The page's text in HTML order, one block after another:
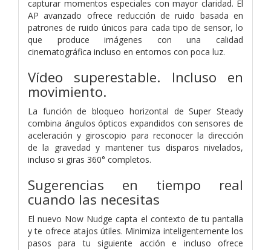
capturar momentos especiales con mayor claridad. El
AP avanzado ofrece reducción de ruido basada en
patrones de ruido únicos para cada tipo de sensor, lo
que produce imágenes con una calidad
cinematográfica incluso en entornos con poca luz.
Vídeo superestable. Incluso en
movimiento.
La función de bloqueo horizontal de Super Steady
combina ángulos ópticos expandidos con sensores de
aceleración y giroscopio para reconocer la dirección
de la gravedad y mantener tus disparos nivelados,
incluso si giras 360° completos.
Sugerencias en tiempo real
cuando las necesitas
El nuevo Now Nudge capta el contexto de tu pantalla
y te ofrece atajos útiles. Minimiza inteligentemente los
pasos para tu siguiente acción e incluso ofrece